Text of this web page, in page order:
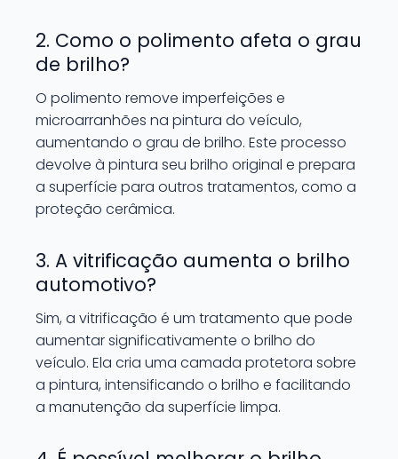
2. Como o polimento afeta o grau
de brilho?
O polimento remove imperfeições e
microarranhões na pintura do veículo,
aumentando o grau de brilho. Este processo
devolve à pintura seu brilho original e prepara
a superfície para outros tratamentos, como a
proteção cerâmica.
3. A vitrificação aumenta o brilho
automotivo?
Sim, a vitrificação é um tratamento que pode
aumentar significativamente o brilho do
veículo. Ela cria uma camada protetora sobre
a pintura, intensificando o brilho e facilitando
a manutenção da superfície limpa.